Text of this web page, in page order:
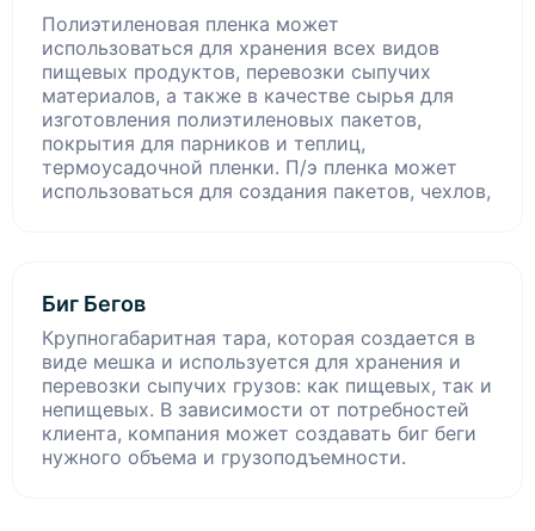
Полиэтиленовая пленка может
использоваться для хранения всех видов
пищевых продуктов, перевозки сыпучих
материалов, а также в качестве сырья для
изготовления полиэтиленовых пакетов,
покрытия для парников и теплиц,
термоусадочной пленки. П/э пленка может
использоваться для создания пакетов, чехлов,
Биг Бегов
Крупногабаритная тара, которая создается в
виде мешка и используется для хранения и
перевозки сыпучих грузов: как пищевых, так и
непищевых. В зависимости от потребностей
клиента, компания может создавать биг беги
нужного объема и грузоподъемности.